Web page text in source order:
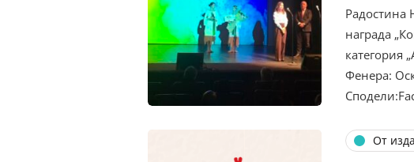
Радостина
награда
категория
Фенера:
От